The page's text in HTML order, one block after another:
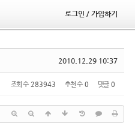
로그인 / 가입하기
2010.12.29 10:37
조회 수 283943 추천 수 0 댓글 0